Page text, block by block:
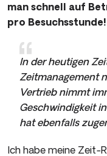
man schnell auf
pro Besuchsstunde!
In der heutigen
Zeitmanagement
Vertrieb nimmt
Geschwindigkeit
hat ebenfalls
Ich habe meine Zeit-